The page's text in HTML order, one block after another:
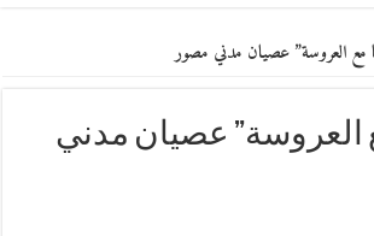
مع العروسة” عصيان مدني مصور
العروسة” عصيان مدني